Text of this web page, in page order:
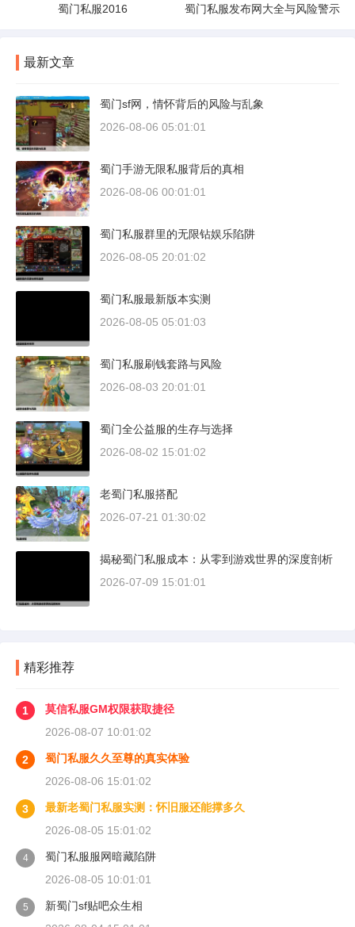
蜀门私服2016 蜀门私服发布网大全与风险警示
最新文章
蜀门sf网，情怀背后的风险与乱象
2026-08-06 05:01:01
蜀门手游无限私服背后的真相
2026-08-06 00:01:01
蜀门私服群里的无限钻娱乐陷阱
2026-08-05 20:01:02
蜀门私服最新版本实测
2026-08-05 05:01:03
蜀门私服刷钱套路与风险
2026-08-03 20:01:01
蜀门全公益服的生存与选择
2026-08-02 15:01:02
老蜀门私服搭配
2026-07-21 01:30:02
揭秘蜀门私服成本：从零到游戏世界的深度剖析
2026-07-09 15:01:01
精彩推荐
1
莫信私服GM权限获取捷径
2026-08-07 10:01:02
2
蜀门私服久久至尊的真实体验
2026-08-06 15:01:02
3
最新老蜀门私服实测：怀旧服还能撑多久
2026-08-05 15:01:02
4
蜀门私服服网暗藏陷阱
2026-08-05 10:01:01
5
新蜀门sf贴吧众生相